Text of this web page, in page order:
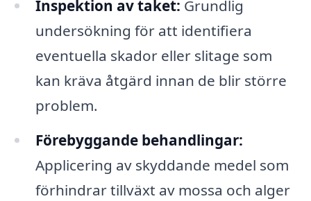
Inspektion av taket: Grundlig
undersökning för att identifiera
eventuella skador eller slitage som
kan kräva åtgärd innan de blir större
problem.
Förebyggande behandlingar:
Applicering av skyddande medel som
förhindrar tillväxt av mossa och alger